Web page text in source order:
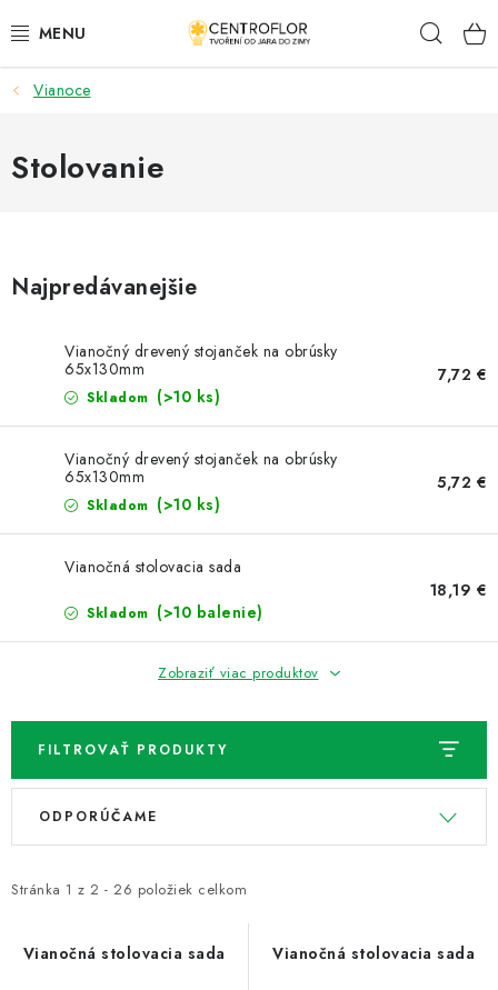
na
SEZÓNNÁ TVORBA
DŘEVENÉ VÝROBKY
NOVINKY
TIPY NA TVORENIE
Dopravné Kontaktujte nás
O nás - kto sme?
Ako získať lepšie ceny?
Moja objednávka
Vianoce
Stolovanie
Najpredávanejšie
Vianočný drevený stojanček na obrúsky
65x130mm
Skladom (>10 ks)
7,72 €
Vianočný drevený stojanček na obrúsky
65x130mm
Skladom (>10 ks)
5,72 €
Vianočná stolovacia sada
Skladom (>10 balenie)
18,19 €
Zobraziť viac produktov
FILTROVAŤ PRODUKTY
V
i
p
Stránka 1 z 2 - 26 položiek celkom
R
e
ODPORÚČAME
Vianočná stolovacia sada Vianočná stolovacia sada